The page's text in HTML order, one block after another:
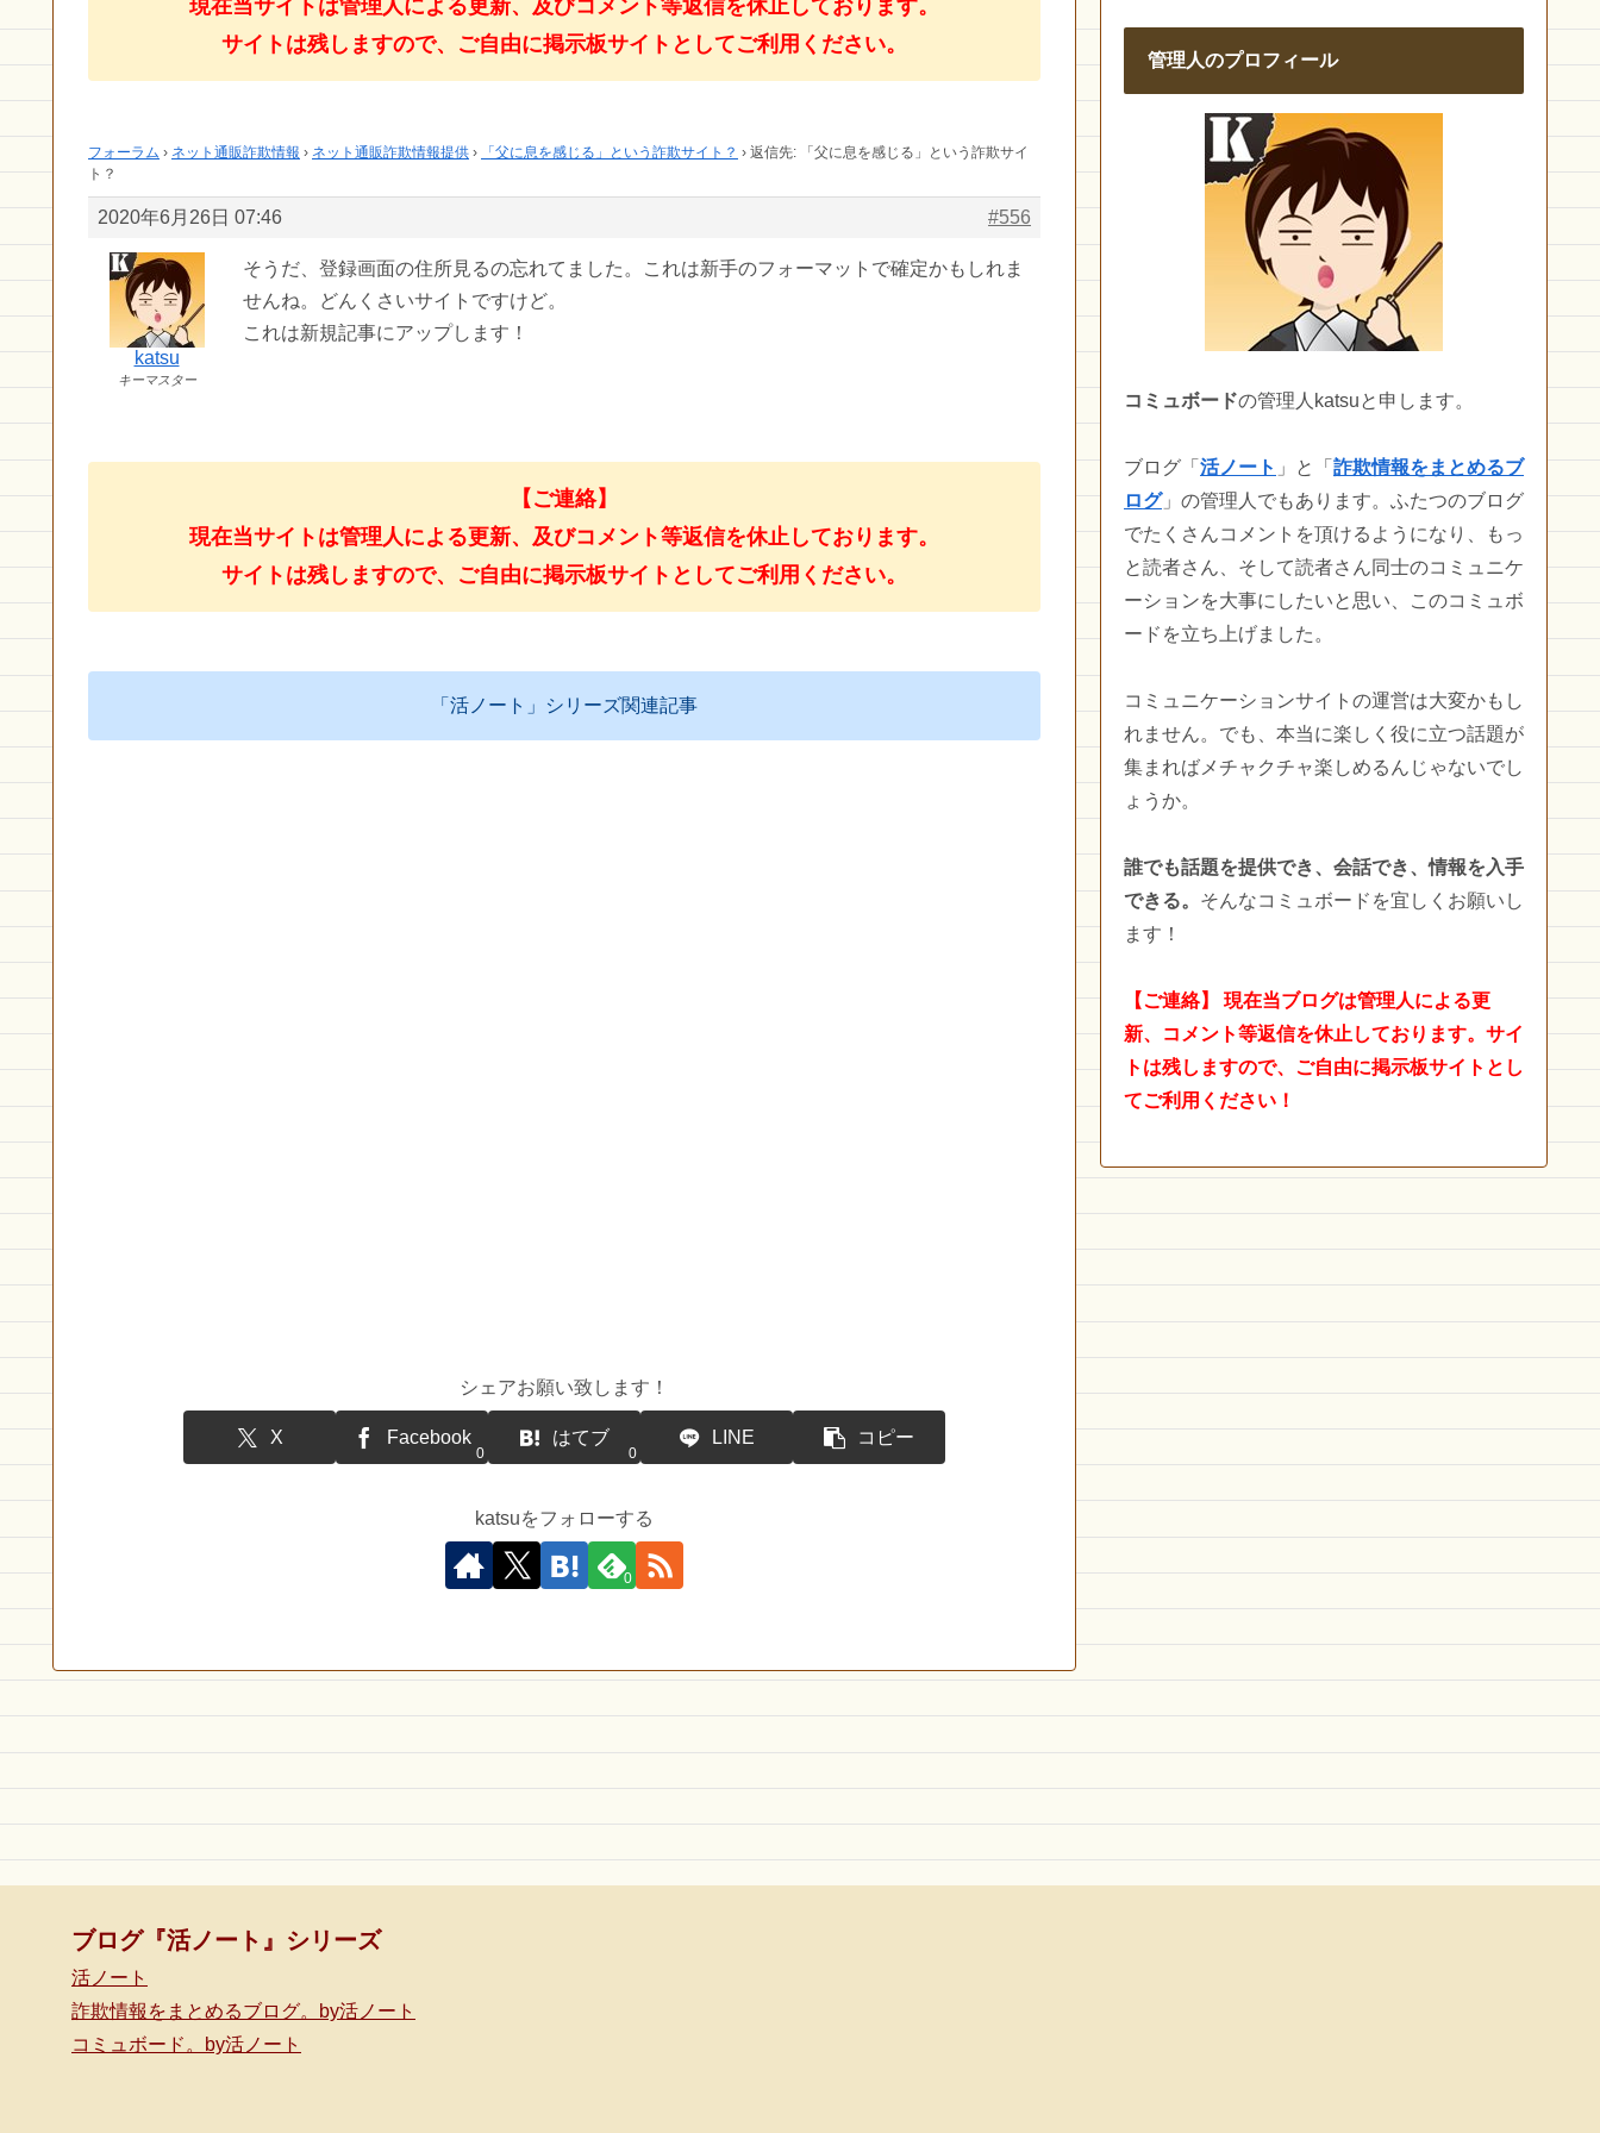
現在当サイトは管理人による更新、及びコメント等返信を休止しております。
サイトは残しますので、ご自由に掲示板サイトとしてご利用ください。
フォーラム › ネット通販詐欺情報 › ネット通販詐欺情報提供 › 「父に息を感じる」という詐欺サイト？ › 返信先: 「父に息を感じる」という詐欺サイ
ト？
2020年6月26日 07:46 #556
katsu
キーマスター
そうだ、登録画面の住所見るの忘れてました。これは新手のフォーマットで確定かもしれま
せんね。どんくさいサイトですけど。
これは新規記事にアップします！
【ご連絡】
現在当サイトは管理人による更新、及びコメント等返信を休止しております。
サイトは残しますので、ご自由に掲示板サイトとしてご利用ください。
「活ノート」シリーズ関連記事
シェアお願い致します！
X Facebook
0
はてブ
0
LINE コピー
katsuをフォローする
0
管理人のプロフィール
コミュボードの管理人katsuと申します。
ブログ「 活ノート 」と「 詐欺情報をまとめるブ
ログ」の管理人でもあります。ふたつのブログ
でたくさんコメントを頂けるようになり、もっ
と読者さん、そして読者さん同士のコミュニケ
ーションを大事にしたいと思い、このコミュボ
ードを立ち上げました。
コミュニケーションサイトの運営は大変かもし
れません。でも、本当に楽しく役に立つ話題が
集まればメチャクチャ楽しめるんじゃないでし
ょうか。
誰でも話題を提供でき、会話でき、情報を入手
できる。 そんなコミュボードを宜しくお願いし
ます！
【ご連絡】
現在当ブログは管理人による更
新、コメント等返信を休止しております。サイ
トは残しますので、ご自由に掲示板サイトとし
てご利用ください！
ブログ『活ノート』シリーズ
活ノート
詐欺情報をまとめるブログ。by活ノート
コミュボード。by活ノート